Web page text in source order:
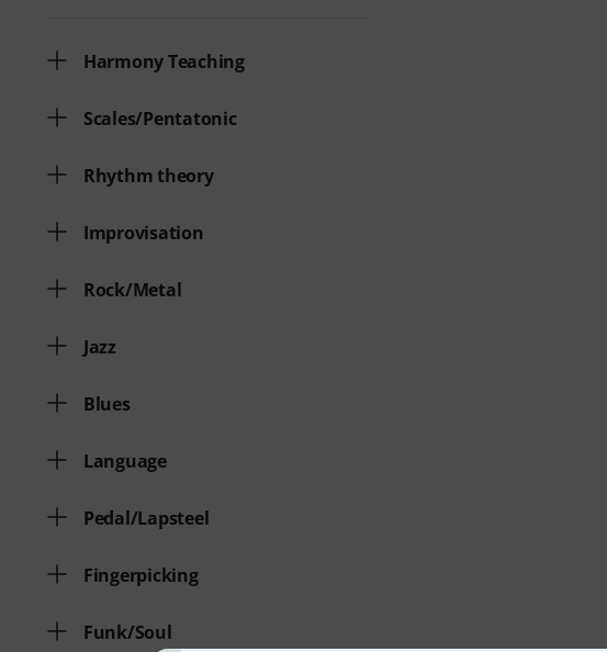
Harmony Teaching
Scales/Pentatonic
Rhythm theory
Improvisation
Rock/Metal
Jazz
Blues
Language
Pedal/Lapsteel
Fingerpicking
Funk/Soul